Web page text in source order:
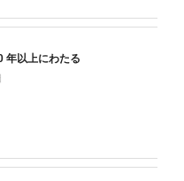
年以上にわたる